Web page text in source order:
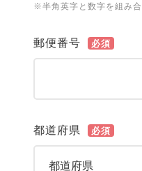
※半角英字と数字を組み
郵便番号 必須
都道府県 必須